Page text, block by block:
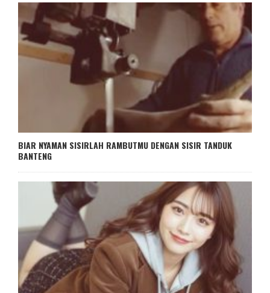
BIAR NYAMAN SISIRLAH RAMBUTMU DENGAN SISIR TANDUK
BANTENG